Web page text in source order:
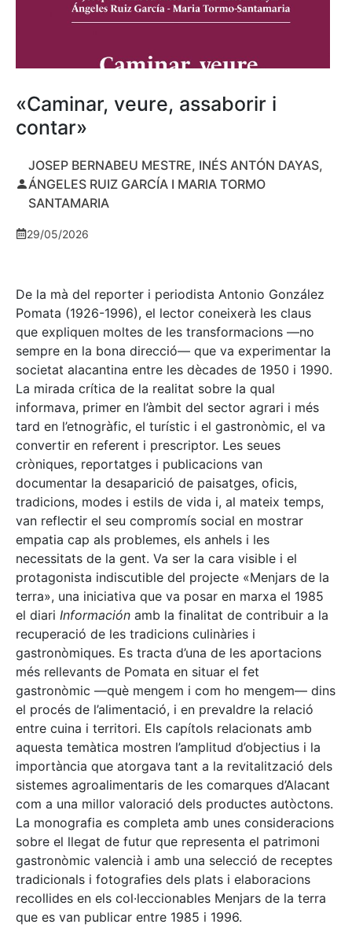
«Caminar, veure, assaborir i
contar»
JOSEP BERNABEU MESTRE, INÉS ANTÓN DAYAS,
ÁNGELES RUIZ GARCÍA I MARIA TORMO
SANTAMARIA
29/05/2026
De la mà del reporter i periodista Antonio González
Pomata (1926-1996), el lector coneixerà les claus
que expliquen moltes de les transformacions —no
sempre en la bona direcció— que va experimentar la
societat alacantina entre les dècades de 1950 i 1990.
La mirada crítica de la realitat sobre la qual
informava, primer en l’àmbit del sector agrari i més
tard en l’etnogràfic, el turístic i el gastronòmic, el va
convertir en referent i prescriptor. Les seues
cròniques, reportatges i publicacions van
documentar la desaparició de paisatges, oficis,
tradicions, modes i estils de vida i, al mateix temps,
van reflectir el seu compromís social en mostrar
empatia cap als problemes, els anhels i les
necessitats de la gent. Va ser la cara visible i el
protagonista indiscutible del projecte «Menjars de la
terra», una iniciativa que va posar en marxa el 1985
el diari Información amb la finalitat de contribuir a la
recuperació de les tradicions culinàries i
gastronòmiques. Es tracta d’una de les aportacions
més rellevants de Pomata en situar el fet
gastronòmic —què mengem i com ho mengem— dins
el procés de l’alimentació, i en prevaldre la relació
entre cuina i territori. Els capítols relacionats amb
aquesta temàtica mostren l’amplitud d’objectius i la
importància que atorgava tant a la revitalització dels
sistemes agroalimentaris de les comarques d’Alacant
com a una millor valoració dels productes autòctons.
La monografia es completa amb unes consideracions
sobre el llegat de futur que representa el patrimoni
gastronòmic valencià i amb una selecció de receptes
tradicionals i fotografies dels plats i elaboracions
recollides en els col·leccionables Menjars de la terra
que es van publicar entre 1985 i 1996.